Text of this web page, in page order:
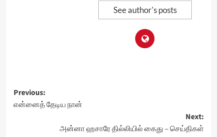
See author's posts
Post
navigation
Previous:
என்னைத் தேடிய நான்
Next:
அன்னா ஹசாரே தில்லியில் கைது – செய்திகள்